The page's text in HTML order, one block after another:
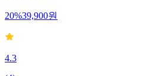
20%39,900원
4.3